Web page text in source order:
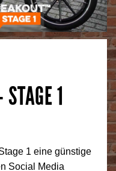
1
1 eine günstige
Social Media